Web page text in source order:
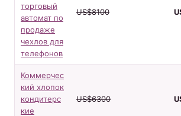
торговый
автомат по
продаже
чехлов для
телефонов
US$8100
Коммерчес
кий хлопок
кондитерс
кие
US$6300